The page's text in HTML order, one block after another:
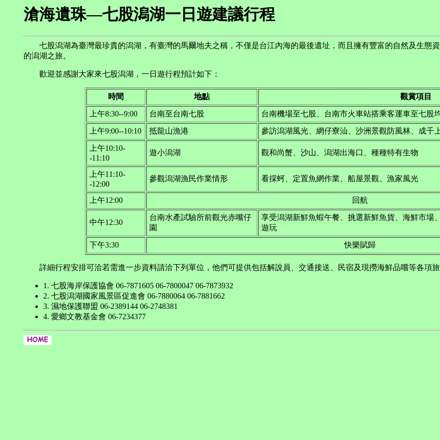
滄海遺珠—七股潟湖一日遊建議行程
七股潟湖為臺灣最珍貴的潟湖，有臺灣的馬爾地夫之稱，不僅是台江內海的最後遺址，而且擁有豐富的自然及生態
的潟湖之旅。
歡迎並感謝大家來七股潟湖，一日遊行程預計如下：
時間 地點 觀賞項目
上午8:30--9:00 台南至台南七股 台南機場至七股、台南市火車站搭乘客運車至七股
上午9:00--10:10 抵龍山漁港 參訪潟湖風光、網仔寮汕、沙洲景觀防風林、成千
上午10:10-
-11:10
遊小潟湖 觀和尚蟹、沙山、潟湖出海口、種種特有生物
上午11:10-
-12:00
參觀潟湖漁民作業情形 看採蚵、定置魚網作業、船屋景觀、漁家風光
上午12:00 回航
中午12:30
台南水產試驗所前觀光赤嘴仔
園
享受潟湖新鮮魚蝦午餐、挑選新鮮魚貨、海鮮市場
遊玩
下午3:30 快樂賦歸
詳細行程安排可洽若需進一步資料請洽下列單位，他們可提供包括解說員、交通接送、民宿及現撈海鮮品嚐等各項
1. 七股海岸保護協會 06-7871605 06-7800047 06-7873932
2. 七股潟湖國家風景區促進會 06-7880064 06-7881662
3. 濕地保護聯盟 06-2389144 06-2748381
4. 愛鄉文教基金會 06-7234377